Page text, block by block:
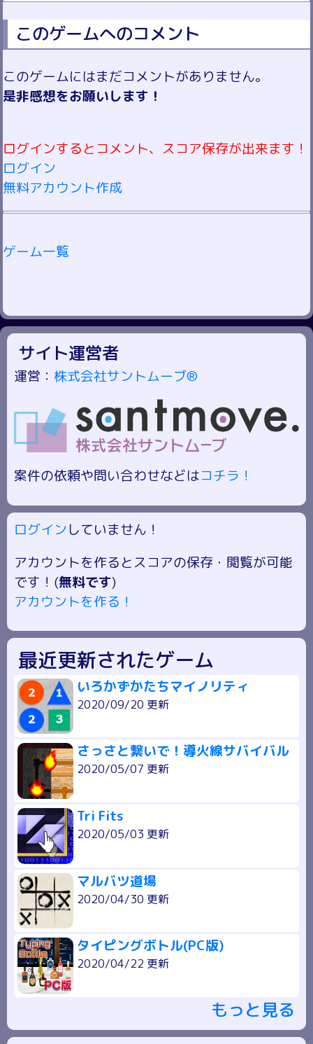
このゲームへのコメント
このゲームにはまだコメントがありません。
是非感想をお願いします！
ログインするとコメント、スコア保存が出来ます！
ログイン
無料アカウント作成
ゲーム一覧
サイト運営者
運営： 株式会社サントムーブ®
案件の依頼や問い合わせなどはコチラ！
ログインしていません！
アカウントを作るとスコアの保存・閲覧が可能
です！(無料です)
アカウントを作る！
最近更新されたゲーム
いろかずかたちマイノリティ
2020/09/20 更新
さっさと繋いで！導火線サバイバル
2020/05/07 更新
Tri Fits
2020/05/03 更新
マルバツ道場
2020/04/30 更新
タイピングボトル(PC版)
2020/04/22 更新
もっと見る